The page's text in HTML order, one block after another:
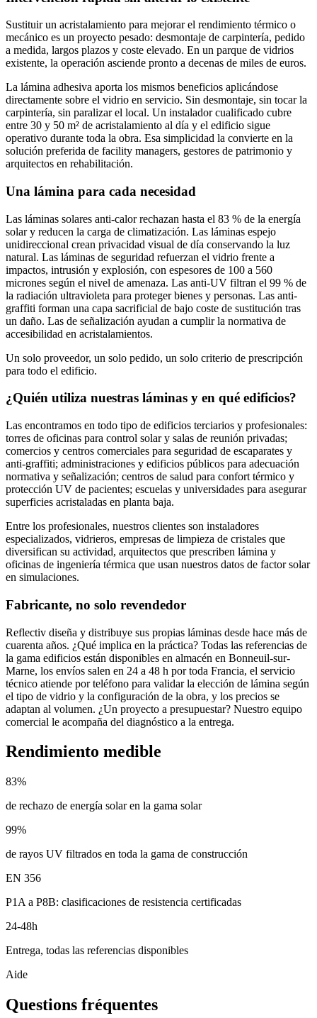
Sustituir un acristalamiento para mejorar el rendimiento térmico o
mecánico es un proyecto pesado: desmontaje de carpintería, pedido
a medida, largos plazos y coste elevado. En un parque de vidrios
existente, la operación asciende pronto a decenas de miles de euros.
La lámina adhesiva aporta los mismos beneficios aplicándose
directamente sobre el vidrio en servicio. Sin desmontaje, sin tocar la
carpintería, sin paralizar el local. Un instalador cualificado cubre
entre 30 y 50 m² de acristalamiento al día y el edificio sigue
operativo durante toda la obra. Esa simplicidad la convierte en la
solución preferida de facility managers, gestores de patrimonio y
arquitectos en rehabilitación.
Una lámina para cada necesidad
Las láminas solares anti-calor rechazan hasta el 83 % de la energía
solar y reducen la carga de climatización. Las láminas espejo
unidireccional crean privacidad visual de día conservando la luz
natural. Las láminas de seguridad refuerzan el vidrio frente a
impactos, intrusión y explosión, con espesores de 100 a 560
micrones según el nivel de amenaza. Las anti-UV filtran el 99 % de
la radiación ultravioleta para proteger bienes y personas. Las anti-
graffiti forman una capa sacrificial de bajo coste de sustitución tras
un daño. Las de señalización ayudan a cumplir la normativa de
accesibilidad en acristalamientos.
Un solo proveedor, un solo pedido, un solo criterio de prescripción
para todo el edificio.
¿Quién utiliza nuestras láminas y en qué edificios?
Las encontramos en todo tipo de edificios terciarios y profesionales:
torres de oficinas para control solar y salas de reunión privadas;
comercios y centros comerciales para seguridad de escaparates y
anti-graffiti; administraciones y edificios públicos para adecuación
normativa y señalización; centros de salud para confort térmico y
protección UV de pacientes; escuelas y universidades para asegurar
superficies acristaladas en planta baja.
Entre los profesionales, nuestros clientes son instaladores
especializados, vidrieros, empresas de limpieza de cristales que
diversifican su actividad, arquitectos que prescriben lámina y
oficinas de ingeniería térmica que usan nuestros datos de factor solar
en simulaciones.
Fabricante, no solo revendedor
Reflectiv diseña y distribuye sus propias láminas desde hace más de
cuarenta años. ¿Qué implica en la práctica? Todas las referencias de
la gama edificios están disponibles en almacén en Bonneuil-sur-
Marne, los envíos salen en 24 a 48 h por toda Francia, el servicio
técnico atiende por teléfono para validar la elección de lámina según
el tipo de vidrio y la configuración de la obra, y los precios se
adaptan al volumen. ¿Un proyecto a presupuestar? Nuestro equipo
comercial le acompaña del diagnóstico a la entrega.
Rendimiento medible
83%
de rechazo de energía solar en la gama solar
99%
de rayos UV filtrados en toda la gama de construcción
EN 356
P1A a P8B: clasificaciones de resistencia certificadas
24-48h
Entrega, todas las referencias disponibles
Aide
Questions fréquentes